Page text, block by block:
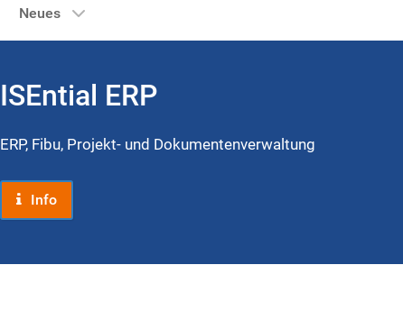
Neues
ISEntial ERP
ERP, Fibu, Projekt- und Dokumentenverwaltung
Info